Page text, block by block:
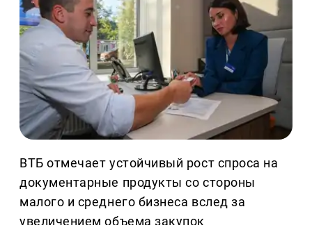
ВТБ отмечает устойчивый рост спроса на
документарные продукты со стороны
малого и среднего бизнеса вслед за
увеличением объема закупок